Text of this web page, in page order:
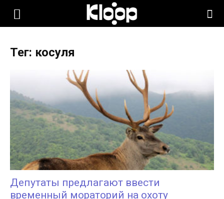
KLOOP.KG
Новости
Кыргызстана
Тег: косуля
Депутаты предлагают ввести
временный мораторий на охоту